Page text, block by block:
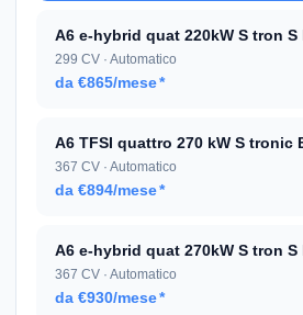
A6 e-hybrid quat 220kW S tron S
299 CV · Automatico
da €865/mese*
A6 TFSI quattro 270 kW S tronic
367 CV · Automatico
da €894/mese*
A6 e-hybrid quat 270kW S tron S
367 CV · Automatico
da €930/mese*